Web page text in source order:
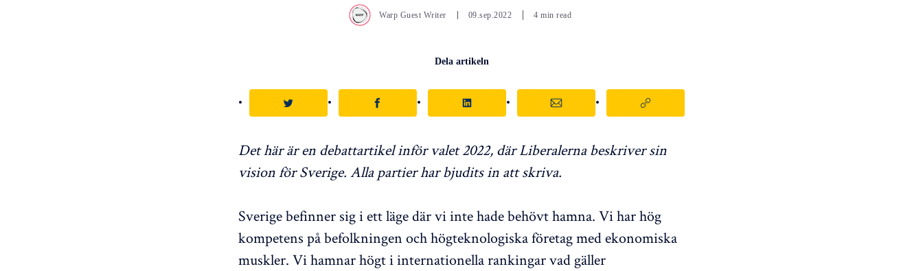
Warp Guest Writer 09.sep.2022 4 min read
Dela artikeln
Det här är en debattartikel inför valet 2022, där Liberalerna beskriver sin
vision för Sverige. Alla partier har bjudits in att skriva.
Sverige befinner sig i ett läge där vi inte hade behövt hamna. Vi har hög
kompetens på befolkningen och högteknologiska företag med ekonomiska
muskler. Vi hamnar högt i internationella rankingar vad gäller